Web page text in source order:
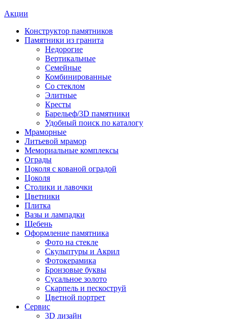
Акции
Конструктор памятников
Памятники из гранита
Недорогие
Вертикальные
Семейные
Комбинированные
Со стеклом
Элитные
Кресты
Барельеф/3D памятники
Удобный поиск по каталогу
Мраморные
Литьевой мрамор
Мемориальные комплексы
Ограды
Цоколя с кованой оградой
Цоколя
Столики и лавочки
Цветники
Плитка
Вазы и лампадки
Щебень
Оформление памятника
Фото на стекле
Скульптуры и Акрил
Фотокерамика
Бронзовые буквы
Сусальное золото
Скарпель и пескоструй
Цветной портрет
Сервис
3D дизайн